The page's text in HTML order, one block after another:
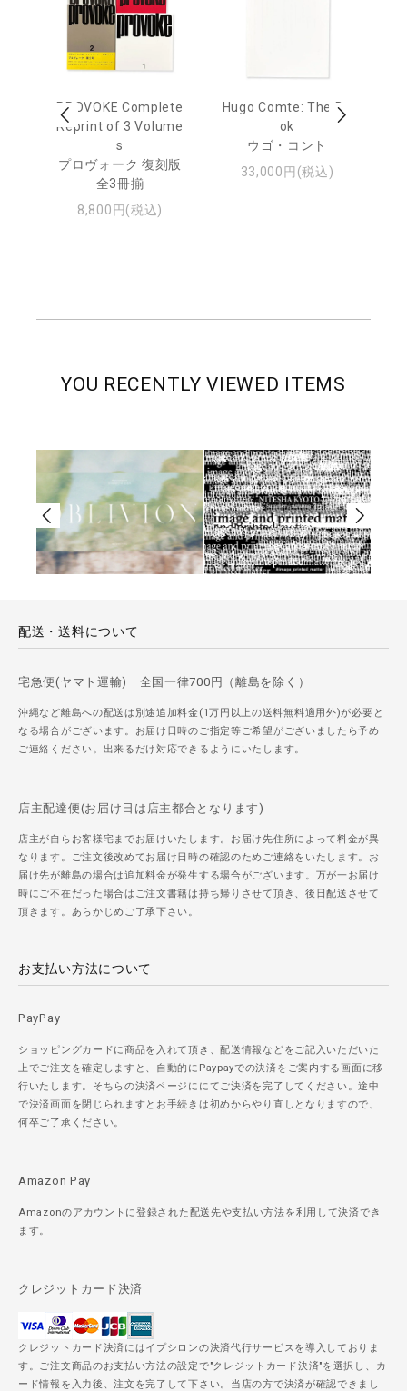
PROVOKE Complete
Reprint of 3 Volume
s
プロヴォーク 復刻版
全3冊揃
8,800円(税込)
Hugo Comte: The Bo
ok
ウゴ・コント
33,000円(税込)
YOU RECENTLY VIEWED ITEMS
配送・送料について
宅急便(ヤマト運輸) 全国一律700円（離島を除く）
沖縄など離島への配送は別途追加料金(1万円以上の送料無料適用外)が必要と
なる場合がございます。お届け日時のご指定等ご希望がございましたら予め
ご連絡ください。出来るだけ対応できるようにいたします。
店主配達便(お届け日は店主都合となります)
店主が自らお客様宅までお届けいたします。お届け先住所によって料金が異
なります。ご注文後改めてお届け日時の確認のためご連絡をいたします。お
届け先が離島の場合は追加料金が発生する場合がございます。万が一お届け
時にご不在だった場合はご注文書籍は持ち帰りさせて頂き、後日配送させて
頂きます。あらかじめご了承下さい。
お支払い方法について
PayPay
ショッピングカードに商品を入れて頂き、配送情報などをご記入いただいた
上でご注文を確定しますと、自動的にPaypayでの決済をご案内する画面に移
行いたします。そちらの決済ページににてご決済を完了してください。途中
で決済画面を閉じられますとお手続きは初めからやり直しとなりますので、
何卒ご了承ください。
Amazon Pay
Amazonのアカウントに登録された配送先や支払い方法を利用して決済でき
ます。
クレジットカード決済
クレジットカード決済にはイプシロンの決済代行サービスを導入しておりま
す。ご注文商品のお支払い方法の設定で"クレジットカード決済"を選択し、カ
ード情報を入力後、注文を完了して下さい。当店の方で決済が確認できまし